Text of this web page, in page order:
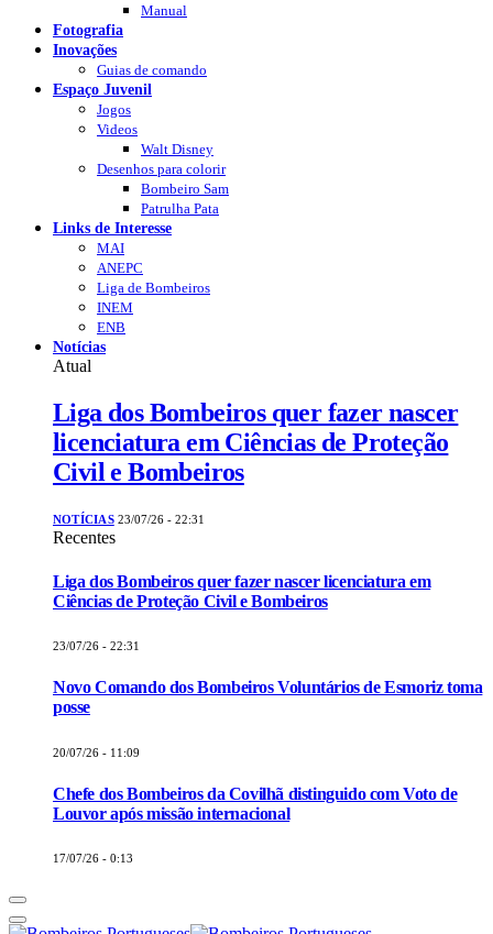
Manual
Fotografia
Inovações
Guias de comando
Espaço Juvenil
Jogos
Videos
Walt Disney
Desenhos para colorir
Bombeiro Sam
Patrulha Pata
Links de Interesse
MAI
ANEPC
Liga de Bombeiros
INEM
ENB
Notícias
Atual
Liga dos Bombeiros quer fazer nascer
licenciatura em Ciências de Proteção
Civil e Bombeiros
NOTÍCIAS 23/07/26 - 22:31
Recentes
Liga dos Bombeiros quer fazer nascer licenciatura em
Ciências de Proteção Civil e Bombeiros
23/07/26 - 22:31
Novo Comando dos Bombeiros Voluntários de Esmoriz toma
posse
20/07/26 - 11:09
Chefe dos Bombeiros da Covilhã distinguido com Voto de
Louvor após missão internacional
17/07/26 - 0:13